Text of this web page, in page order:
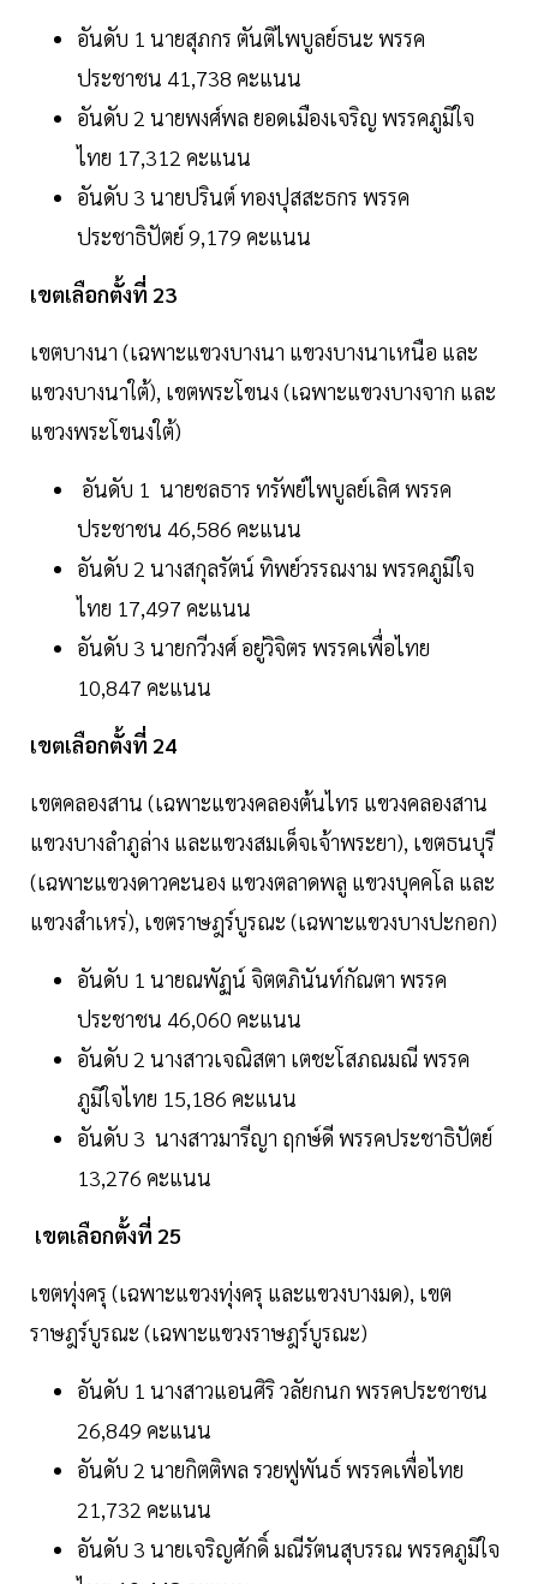
อันดับ 1 นายสุภกร ตันติไพบูลย์ธนะ พรรค
ประชาชน 41,738 คะแนน
อันดับ 2 นายพงศ์พล ยอดเมืองเจริญ พรรคภูมิใจ
ไทย 17,312 คะแนน
อันดับ 3 นายปรินต์ ทองปุสสะธกร พรรค
ประชาธิปัตย์ 9,179 คะแนน
เขตเลือกตั้งที่ 23
เขตบางนา (เฉพาะแขวงบางนา แขวงบางนาเหนือ และ
แขวงบางนาใต้), เขตพระโขนง (เฉพาะแขวงบางจาก และ
แขวงพระโขนงใต้)
อันดับ 1 นายชลธาร ทรัพย์ไพบูลย์เลิศ พรรค
ประชาชน 46,586 คะแนน
อันดับ 2 นางสกุลรัตน์ ทิพย์วรรณงาม พรรคภูมิใจ
ไทย 17,497 คะแนน
อันดับ 3 นายกวีวงศ์ อยู่วิจิตร พรรคเพื่อไทย
10,847 คะแนน
เขตเลือกตั้งที่ 24
เขตคลองสาน (เฉพาะแขวงคลองต้นไทร แขวงคลองสาน
แขวงบางลำภูล่าง และแขวงสมเด็จเจ้าพระยา), เขตธนบุรี
(เฉพาะแขวงดาวคะนอง แขวงตลาดพลู แขวงบุคคโล และ
แขวงสำเหร่), เขตราษฎร์บูรณะ (เฉพาะแขวงบางปะกอก)
อันดับ 1 นายณพัฏน์ จิตตภินันท์กัณตา พรรค
ประชาชน 46,060 คะแนน
อันดับ 2 นางสาวเจณิสตา เตชะโสภณมณี พรรค
ภูมิใจไทย 15,186 คะแนน
อันดับ 3 นางสาวมารีญา ฤกษ์ดี พรรคประชาธิปัตย์
13,276 คะแนน
เขตเลือกตั้งที่ 25
เขตทุ่งครุ (เฉพาะแขวงทุ่งครุ และแขวงบางมด), เขต
ราษฎร์บูรณะ (เฉพาะแขวงราษฎร์บูรณะ)
อันดับ 1 นางสาวแอนศิริ วลัยกนก พรรคประชาชน
26,849 คะแนน
อันดับ 2 นายกิตติพล รวยฟูพันธ์ พรรคเพื่อไทย
21,732 คะแนน
อันดับ 3 นายเจริญศักดิ์ มณีรัตนสุบรรณ พรรคภูมิใจ